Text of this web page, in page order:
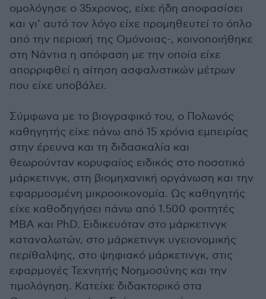
ομολόγησε ο 35χρονος, είχε ήδη αποφασίσει
και γι’ αυτό τον λόγο είχε προμηθευτεί το όπλο
από την περιοχή της Ομόνοιας-, κοινοποιήθηκε
στη Νάντια η απόφαση με την οποία είχε
απορριφθεί η αίτηση ασφαλιστικών μέτρων
που είχε υποβάλει.
Σύμφωνα με το βιογραφικό του, ο Πολωνός
καθηγητής είχε πάνω από 15 χρόνια εμπειρίας
στην έρευνα και τη διδασκαλία και
θεωρούνταν κορυφαίος ειδικός στο ποσοτικό
μάρκετινγκ, στη βιομηχανική οργάνωση και την
εφαρμοσμένη μικροοικονομία. Ως καθηγητής
είχε καθοδηγήσει πάνω από 1.500 φοιτητές
MBA και PhD. Ειδικευόταν στο μάρκετινγκ
καταναλωτών, στο μάρκετινγκ υγειονομικής
περίθαλψης, στο ψηφιακό μάρκετινγκ, στις
εφαρμογές Τεχνητής Νοημοσύνης και την
τιμολόγηση. Κατείχε διδακτορικό στα